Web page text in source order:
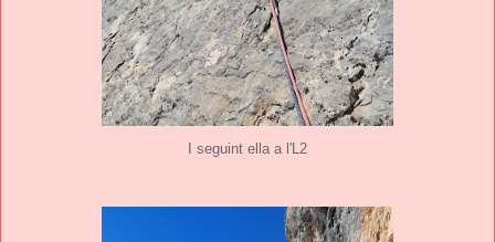
I seguint ella a l'L2